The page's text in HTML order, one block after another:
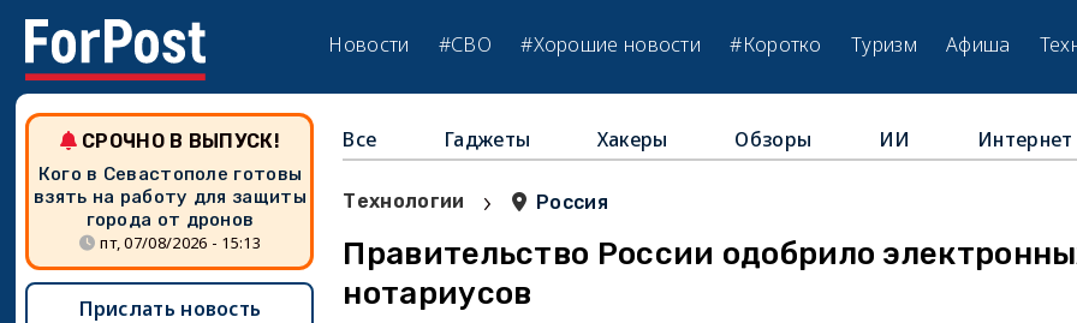
Новости #СВО #Хорошие новости #Коротко Туризм Афиша
Все Гаджеты Хакеры Обзоры ИИ Интернет
Технологии › Россия
Правительство России одобрило
нотариусов
СРОЧНО В ВЫПУСК!
Кого в Севастополе готовы
взять на работу для защиты
города от дронов
пт, 07/08/2026 - 15:13
Прислать новость